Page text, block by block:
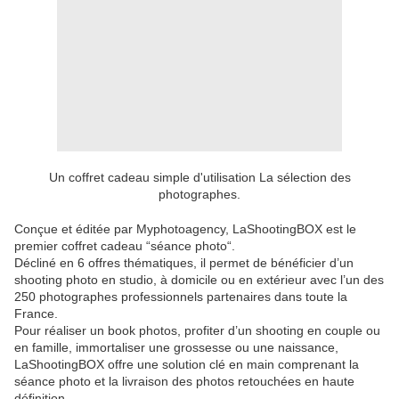
Un coffret cadeau simple d'utilisation La sélection des
photographes.
Conçue et éditée par Myphotoagency, LaShootingBOX est le
premier coffret cadeau “séance photo“.
Décliné en 6 offres thématiques, il permet de bénéficier d’un
shooting photo en studio, à domicile ou en extérieur avec l’un des
250 photographes professionnels partenaires dans toute la
France.
Pour réaliser un book photos, profiter d’un shooting en couple ou
en famille, immortaliser une grossesse ou une naissance,
LaShootingBOX offre une solution clé en main comprenant la
séance photo et la livraison des photos retouchées en haute